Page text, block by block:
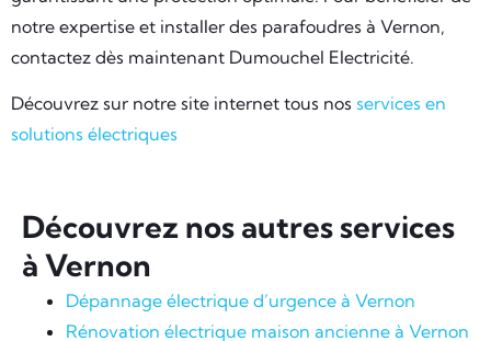
notre expertise et installer des parafoudres à Vernon,
contactez dès maintenant Dumouchel Electricité.
Découvrez sur notre site internet tous nos services en
solutions électriques
Découvrez nos autres services
à Vernon
Dépannage électrique d’urgence à Vernon
Rénovation électrique maison ancienne à Vernon